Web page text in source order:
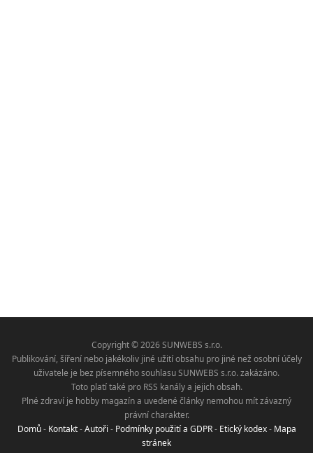
Copyright © 2026 SUNWEBS s.r.o.
Publikování, šíření nebo jakékoliv jiné užití obsahu pro jiné než osobní účely
uživatele je bez písemného souhlasu SUNWEBS s.r.o. zakázáno.
Toto platí také pro RSS kanály a jejich obsah.
Plné zdraví je hobby magazín a uvedené články nemohou mít závazný
právní charakter.
Domů- Kontakt-Autoři - Podmínky použití a GDPR- Etický kodex- Mapa
stránek